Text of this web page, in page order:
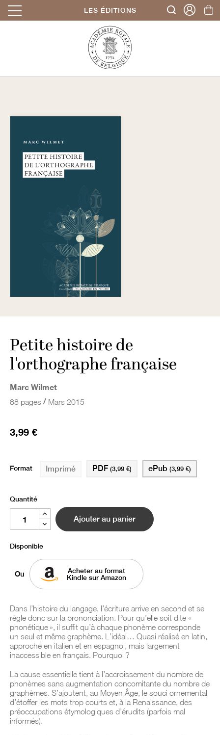
LES ÉDITIONS
Petite histoire de
l'orthographe française
Marc Wilmet
88 pages / Mars 2015
3,99 €
Format Imprimé ePub (3,99 €)
PDF (3,99 €)
Quantité
Ajouter au panier
Disponible
Ou
Acheter au format
Kindle sur Amazon
Dans l’histoire du langage, l’écriture arrive en second et se
règle donc sur la prononciation. Pour qu’elle soit dite «
phonétique », il suffit qu’à chaque phonème corresponde
un seul et même graphème. L’idéal… Quasi réalisé en latin,
approché en italien et en espagnol, mais largement
inaccessible en français. Pourquoi ?
La cause essentielle tient à l’accroissement du nombre de
phonèmes sans augmentation concomitante du nombre de
graphèmes. S’ajoutent, au Moyen Âge, le souci ornemental
d’étoffer les mots trop courts et, à la Renaissance, des
préoccupations étymologiques d’érudits (parfois mal
informés).